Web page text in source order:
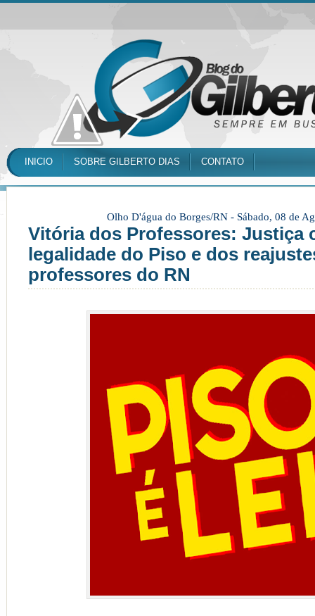
INICIO SOBRE GILBERTO DIAS CONTATO
Olho D'água do Borges/RN - Sábado, 08 de
Vitória dos Professores: Justiça
legalidade do Piso e dos
professores do RN